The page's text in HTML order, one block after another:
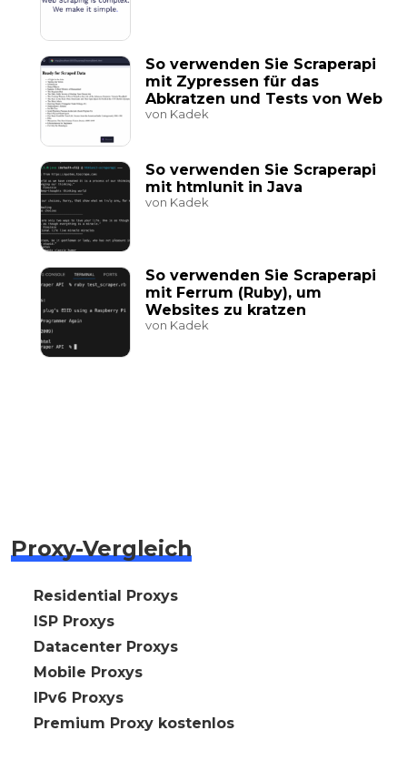
So verwenden Sie Scraperapi
mit Zypressen für das
Abkratzen und Tests von Web
von Kadek
So verwenden Sie Scraperapi
mit htmlunit in Java
von Kadek
So verwenden Sie Scraperapi
mit Ferrum (Ruby), um
Websites zu kratzen
von Kadek
Proxy-Vergleich
🇩🇪 Residential Proxys
🇩🇪 ISP Proxys
🇩🇪 Datacenter Proxys
🇩🇪 Mobile Proxys
🇩🇪 IPv6 Proxys
⭐ Premium Proxy kostenlos